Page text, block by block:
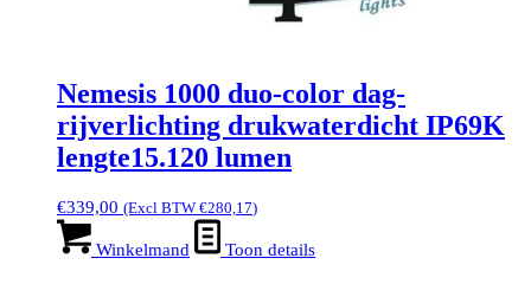
Nemesis 1000 duo-color dag-
rijverlichting drukwaterdicht IP69K
lengte15.120 lumen
€339,00 (Excl BTW €280,17)
Winkelmand Toon details